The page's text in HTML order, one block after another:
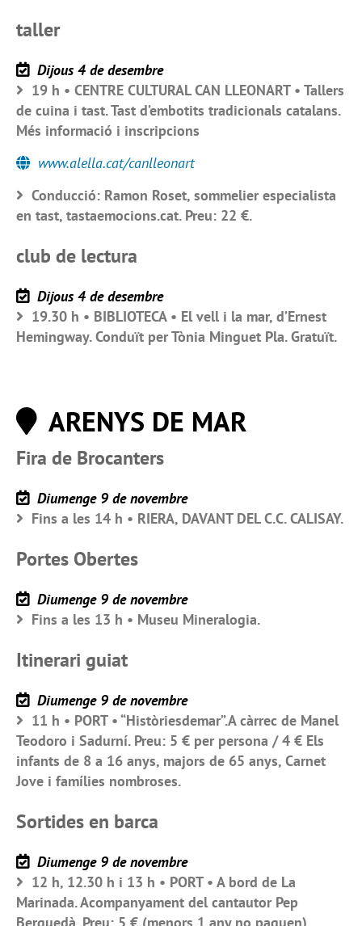
taller
Dijous 4 de desembre
19 h • CENTRE CULTURAL CAN LLEONART • Tallers
de cuina i tast. Tast d’embotits tradicionals catalans.
Més informació i inscripcions
www.alella.cat/canlleonart
Conducció: Ramon Roset, sommelier especialista
en tast, tastaemocions.cat. Preu: 22 €.
club de lectura
Dijous 4 de desembre
19.30 h • BIBLIOTECA • El vell i la mar, d’Ernest
Hemingway. Conduït per Tònia Minguet Pla. Gratuït.
ARENYS DE MAR
Fira de Brocanters
Diumenge 9 de novembre
Fins a les 14 h • RIERA, DAVANT DEL C.C. CALISAY.
Portes Obertes
Diumenge 9 de novembre
Fins a les 13 h • Museu Mineralogia.
Itinerari guiat
Diumenge 9 de novembre
11 h • PORT • “Històriesdemar”.A càrrec de Manel
Teodoro i Sadurní. Preu: 5 € per persona / 4 € Els
infants de 8 a 16 anys, majors de 65 anys, Carnet
Jove i famílies nombroses.
Sortides en barca
Diumenge 9 de novembre
12 h, 12.30 h i 13 h • PORT • A bord de La
Marinada. Acompanyament del cantautor Pep
Berguedà. Preu: 5 € (menors 1 any no paguen)